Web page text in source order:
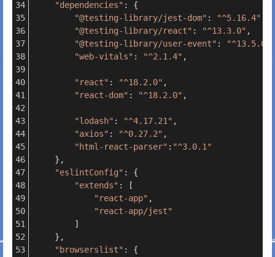
"dependencies" : {
"@testing-library/jest-dom" : "^5.16.4"
"@testing-library/react" : "^13.3.0" ,
"@testing-library/user-event" : "^13.5.0"
"web-vitals" : "^2.1.4" ,
"react" : "^18.2.0" ,
"react-dom" : "^18.2.0" ,
"lodash" : "^4.17.21" ,
"axios" : "^0.27.2" ,
"html-react-parser" : "^3.0.1"
    },
"eslintConfig" : {
"extends" : [
"react-app" ,
"react-app/jest"
        ]
    },
"browserslist" : {